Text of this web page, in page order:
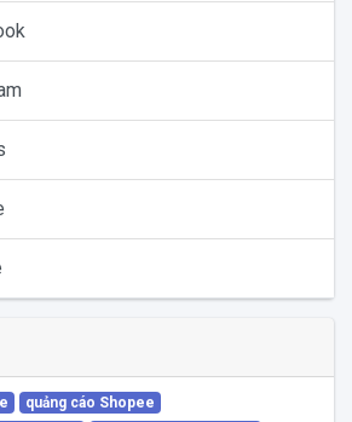
quảng cáo Shopee